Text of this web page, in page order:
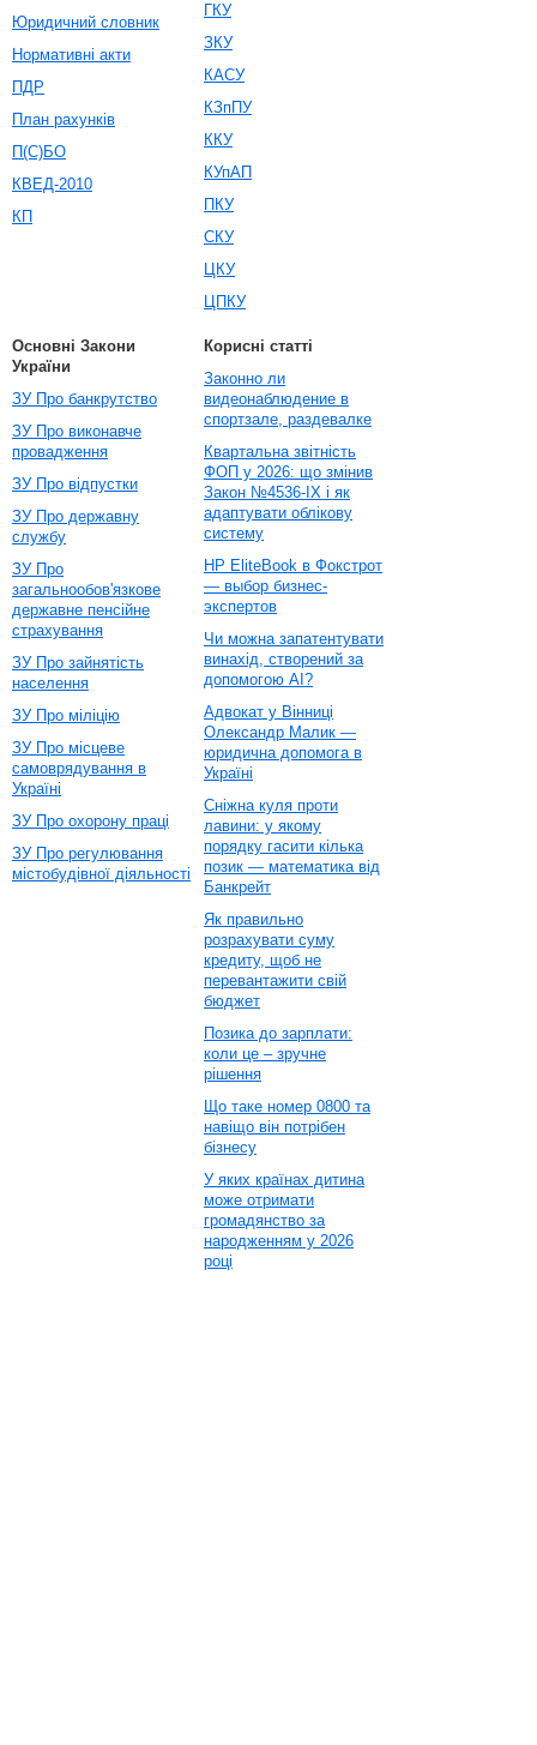
Юридичний словник
Нормативні акти
ПДР
План рахунків
П(С)БО
КВЕД-2010
КП
ГКУ
ЗКУ
КАСУ
КЗпПУ
ККУ
КУпАП
ПКУ
СКУ
ЦКУ
ЦПКУ
Основні Закони
України
ЗУ Про банкрутство
ЗУ Про виконавче
провадження
ЗУ Про відпустки
ЗУ Про державну
службу
ЗУ Про
загальнообов'язкове
державне пенсійне
страхування
ЗУ Про зайнятість
населення
ЗУ Про міліцію
ЗУ Про місцеве
самоврядування в
Україні
ЗУ Про охорону праці
ЗУ Про регулювання
містобудівної діяльності
Корисні статті
Законно ли
видеонаблюдение в
спортзале, раздевалке
Квартальна звітність
ФОП у 2026: що змінив
Закон №4536-IX і як
адаптувати облікову
систему
HP EliteBook в Фокстрот
— выбор бизнес-
экспертов
Чи можна запатентувати
винахід, створений за
допомогою AI?
Адвокат у Вінниці
Олександр Малик —
юридична допомога в
Україні
Сніжна куля проти
лавини: у якому
порядку гасити кілька
позик — математика від
Банкрейт
Як правильно
розрахувати суму
кредиту, щоб не
перевантажити свій
бюджет
Позика до зарплати:
коли це – зручне
рішення
Що таке номер 0800 та
навіщо він потрібен
бізнесу
У яких країнах дитина
може отримати
громадянство за
народженням у 2026
році